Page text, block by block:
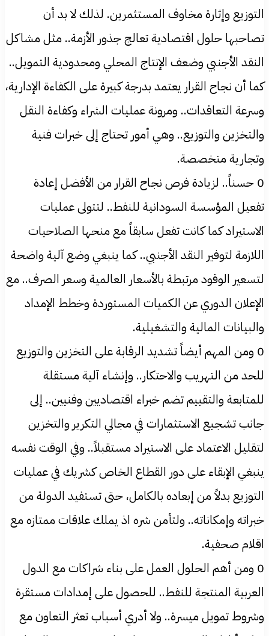
التوزيع وإثارة مخاوف المستثمرين. لذلك لا بد أن
تصاحبها حلول اقتصادية تعالج جذور الأزمة.. مثل مشاكل
النقد الأجنبي وضعف الإنتاج المحلي ومحدودية التمويل..
كما أن نجاح القرار يعتمد بدرجة كبيرة على الكفاءة الإدارية،
وسرعة التعاقدات.. ومرونة عمليات الشراء وكفاءة النقل
والتخزين والتوزيع.. وهي أمور تحتاج إلى خبرات فنية
وتجارية متخصصة.
0 حسناً.. لزيادة فرص نجاح القرار من الأفضل إعادة
تفعيل المؤسسة السودانية للنفط.. لتتولى عمليات
الاستيراد كما كانت تفعل سابقاً مع منحها الصلاحيات
اللازمة لتوفير النقد الأجنبي.. كما ينبغي وضع آلية واضحة
لتسعير الوقود مرتبطة بالأسعار العالمية وسعر الصرف.. مع
الإعلان الدوري عن الكميات المستوردة وخطط الإمداد
والبيانات المالية والتشغيلية.
0 ومن المهم أيضاً تشديد الرقابة على التخزين والتوزيع
للحد من التهريب والاحتكار.. وإنشاء آلية مستقلة
للمتابعة والتقييم تضم خبراء اقتصاديين وفنيين.. إلى
جانب تشجيع الاستثمارات في مجالي التكرير والتخزين
لتقليل الاعتماد على الاستيراد مستقبلاً.. وفي الوقت نفسه
ينبغي الإبقاء على دور القطاع الخاص كشريك في عمليات
التوزيع بدلاً من إبعاده بالكامل، حتى تستفيد الدولة من
خبراته وإمكاناته.. ولتأمن شره اذ يملك علاقات ممتازه مع
اقلام صحفية.
0 ومن أهم الحلول العمل على بناء شراكات مع الدول
العربية المنتجة للنفط.. للحصول على إمدادات مستقرة
وشروط تمويل ميسرة.. ولا أدري أسباب تعثر التعاون مع